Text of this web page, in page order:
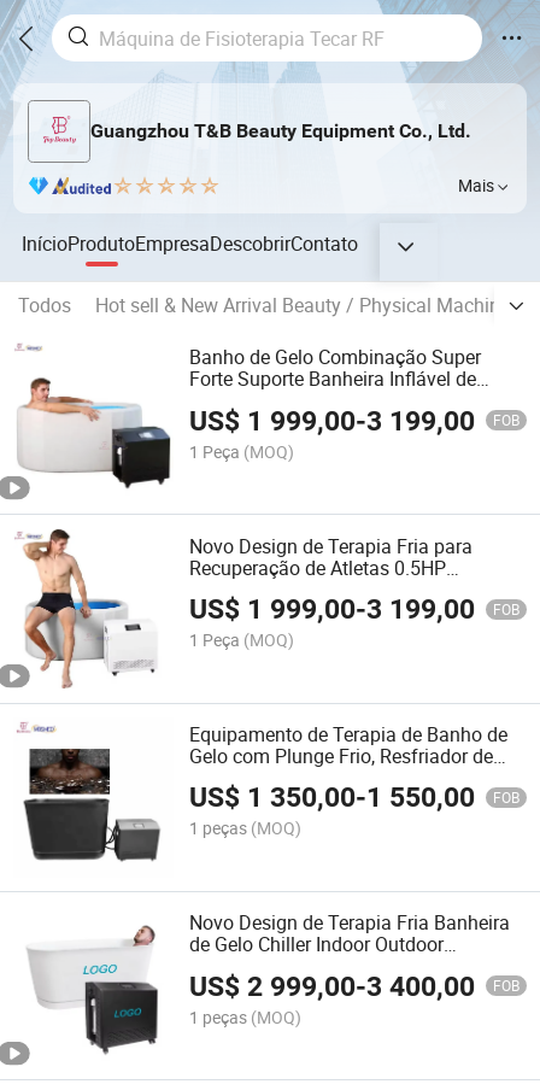
Guangzhou T&B Beauty Equipment Co., Ltd.
Mais
InícioProdutoEmpresaDescobrirContato
Todos Hot sell & New Arrival Beauty / Physical Machine
Banho de Gelo Combinação Super
Forte Suporte Banheira Inflável de
Clique Resfriador com Ozônio
US$ 1 999,00-3 199,00 FOB
1 Peça (MOQ)
Novo Design de Terapia Fria para
Recuperação de Atletas 0.5HP
Equipamento de Banho de Gelo com
Resfriador de Água
US$ 1 999,00-3 199,00 FOB
1 Peça (MOQ)
Equipamento de Terapia de Banho de
Gelo com Plunge Frio, Resfriador de
Água com WiFi e Esterilização por
Ozônio
US$ 1 350,00-1 550,00 FOB
1 peças (MOQ)
Novo Design de Terapia Fria Banheira
de Gelo Chiller Indoor Outdoor
Atletas 0.5HP
US$2 999,00-3 400,00 FOB
1 peças (MOQ)